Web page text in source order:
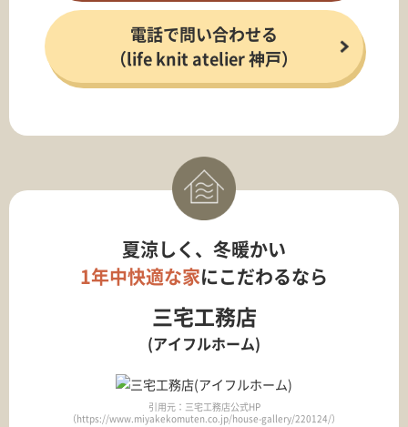
電話で問い合わせる
（life knit atelier 神戸）
夏涼しく、冬暖かい
1年中快適な家にこだわるなら
三宅工務店
(アイフルホーム)
引用元：三宅工務店公式HP
（https://www.miyakekomuten.co.jp/house-gallery/220124/）